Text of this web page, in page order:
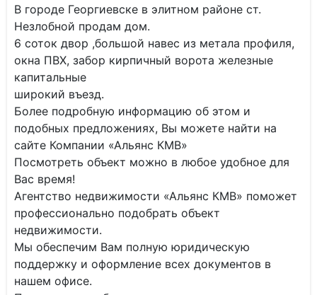
В городе Георгиевске в элитном районе ст.
Незлобной продам дом.
6 соток двор ,большой навес из метала профиля,
окна ПВХ, забор кирпичный ворота железные
капитальные
широкий въезд.
Более подробную информацию об этом и
подобных предложениях, Вы можете найти на
сайте Компании «Альянс КМВ»
Посмотреть объект можно в любое удобное для
Вас время!
Агентство недвижимости «Альянс КМВ» поможет
профессионально подобрать объект
недвижимости.
Мы обеспечим Вам полную юридическую
поддержку и оформление всех документов в
нашем офисе.